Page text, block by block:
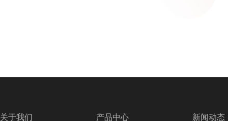
关于我们 产品中心 新闻动态